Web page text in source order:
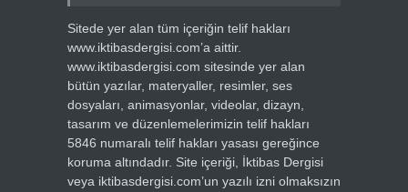
Sitede yer alan tüm içeriğin telif hakları
www.iktibasdergisi.com’a aittir.
www.iktibasdergisi.com sitesinde yer alan
bütün yazılar, materyaller, resimler, ses
dosyaları, animasyonlar, videolar, dizayn,
tasarım ve düzenlemelerimizin telif hakları
5846 numaralı telif hakları yasası gereğince
koruma altındadır. Site içeriği, İktibas Dergisi
veya iktibasdergisi.com’un yazılı izni olmaksızın